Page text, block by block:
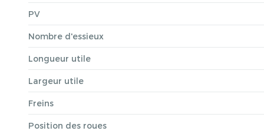
PV
Nombre d'essieux
Longueur utile
Largeur utile
Freins
Position des roues